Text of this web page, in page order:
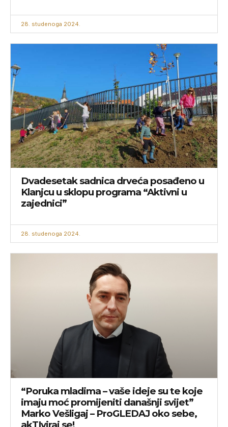
28. studenoga 2024.
Dvadesetak sadnica drveća posađeno u
Klanjcu u sklopu programa “Aktivni u
zajednici”
28. studenoga 2024.
“Poruka mladima – vaše ideje su te koje
imaju moć promijeniti današnji svijet”
Marko Vešligaj – ProGLEDAJ oko sebe,